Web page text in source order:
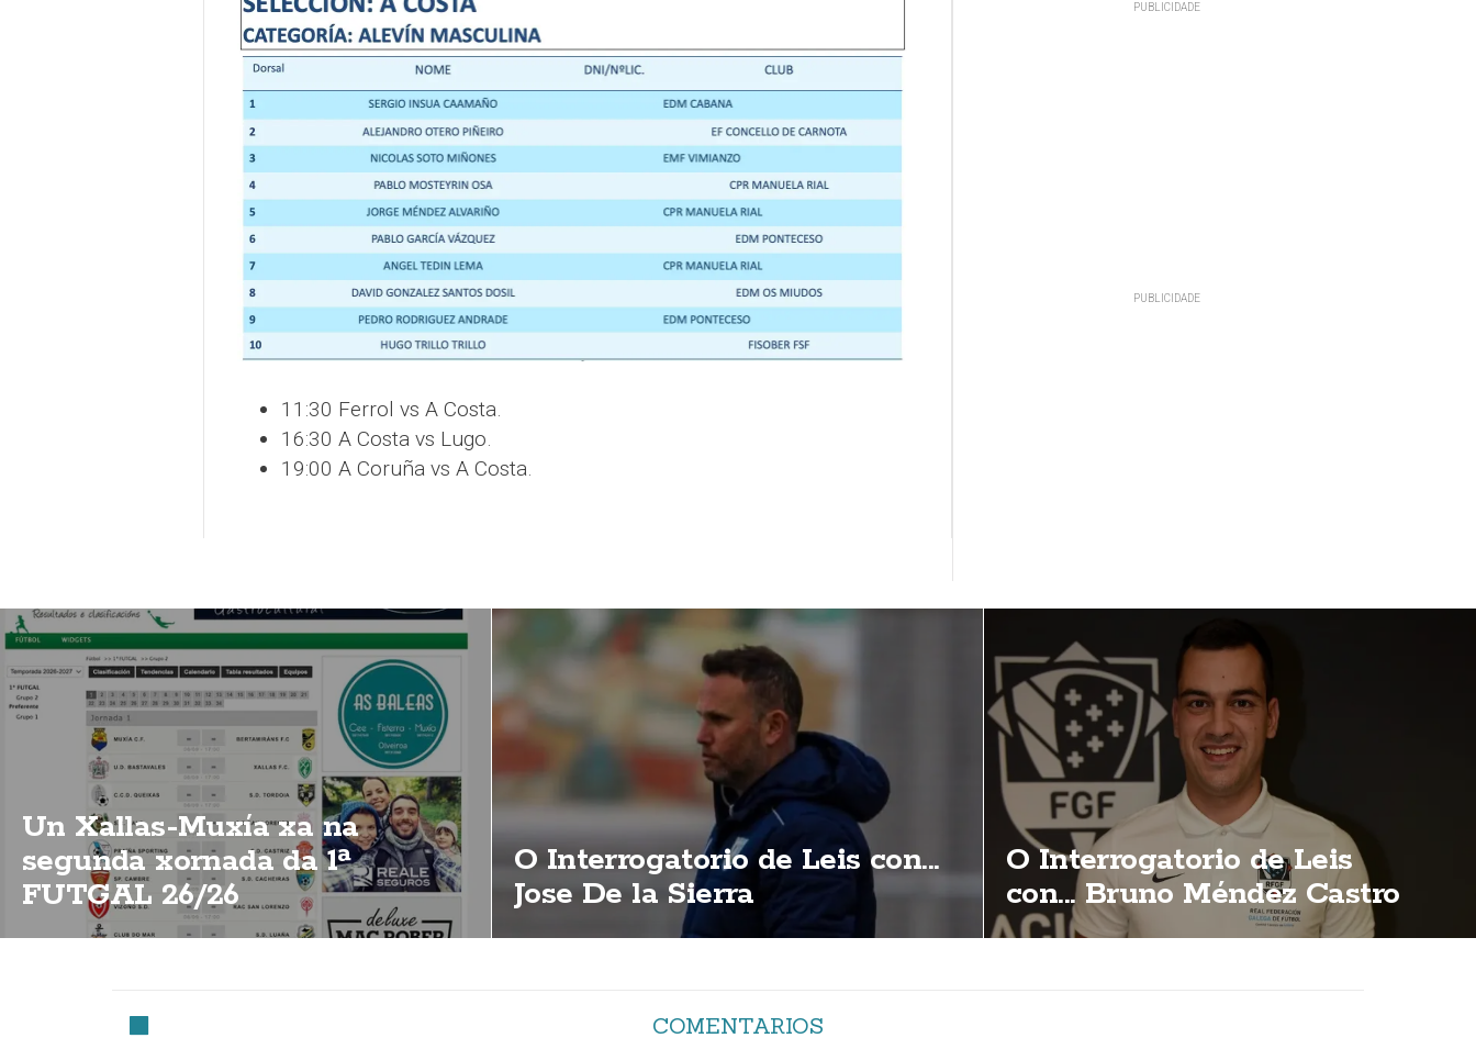
11:30 Ferrol vs A Costa.
16:30 A Costa vs Lugo.
19:00 A Coruña vs A Costa.
Un Xallas-Muxía xa na
segunda xornada da 1ª
FUTGAL 26/26
O Interrogatorio de Leis con...
Jose De la Sierra
O Interrogatorio de Leis
con... Bruno Méndez Castro
COMENTARIOS